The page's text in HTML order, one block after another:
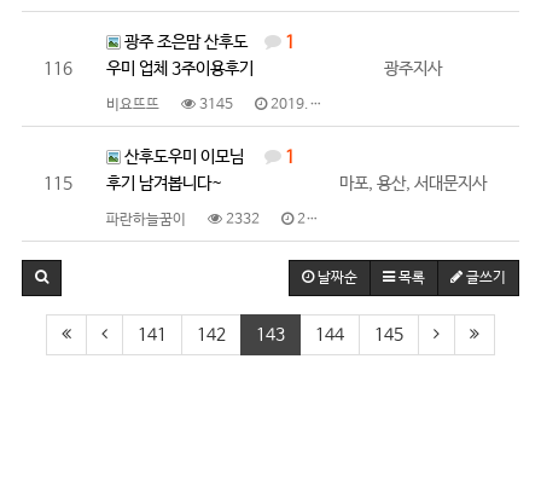
116
1
광주 조은맘 산후도
우미 업체 3주이용후기
비요뜨뜨 3145 2019.01.25
광주지사
115
1
산후도우미 이모님
후기 남겨봅니다~
파란하늘꿈이 2332 2019.01.25
마포, 용산, 서대문지사
날짜순 목록 글쓰기
141 142 143 144 145